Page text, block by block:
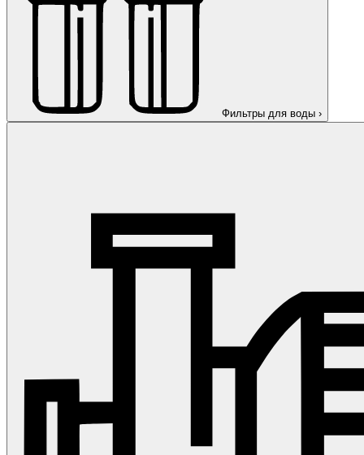
Фильтры для воды ›